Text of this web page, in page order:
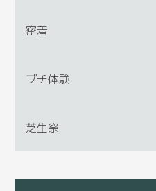
密着
プチ体験
芝生祭